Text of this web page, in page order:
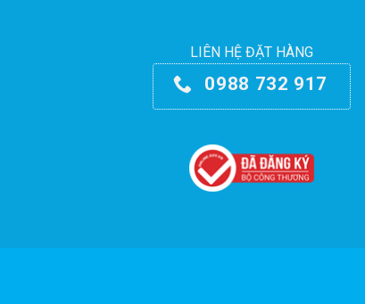
LIÊN HỆ ĐẶT HÀNG
0988 732 917